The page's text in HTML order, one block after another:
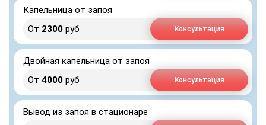
Капельница от запоя
От 2300 руб Консультация
Двойная капельница от запоя
От 4000 руб Консультация
Вывод из запоя в стационаре